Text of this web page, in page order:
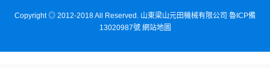
Copyright ◎ 2012-2018 All Reserved. 山東梁山元田機械有限公司 魯ICP備
13020987號 網站地圖